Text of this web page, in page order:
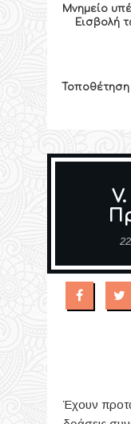
Μνημείο
Εισβολή
Έχουν